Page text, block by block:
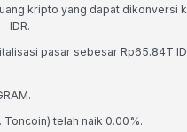
kripto yang dapat dikonversi
IDR.
pasar sebesar Rp65.84T
telah naik 0.00%.